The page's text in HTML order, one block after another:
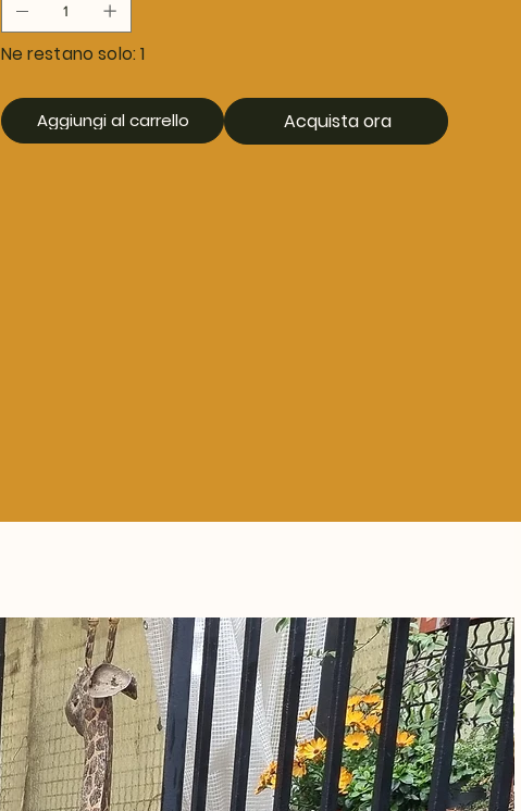
Ne restano solo: 1
Aggiungi al carrello Acquista ora